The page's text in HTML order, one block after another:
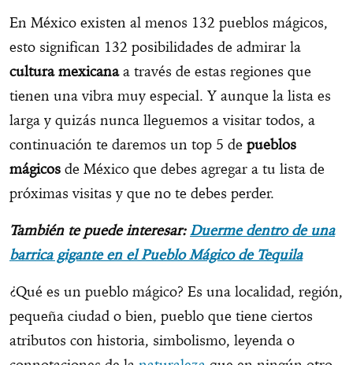
En México existen al menos 132 pueblos mágicos,
esto significan 132 posibilidades de admirar la
cultura mexicanaa través de estas regiones que
tienen una vibra muy especial. Y aunque la lista es
larga y quizás nunca lleguemos a visitar todos, a
continuación te daremos un top 5 de pueblos
mágicos de México que debes agregar a tu lista de
próximas visitas y que no te debes perder.
También te puede interesar:Duerme dentro de una
barrica gigante en el Pueblo Mágico de Tequila
¿Qué es un pueblo mágico? Es una localidad, región,
pequeña ciudad o bien, pueblo que tiene ciertos
atributos con historia, simbolismo, leyenda o